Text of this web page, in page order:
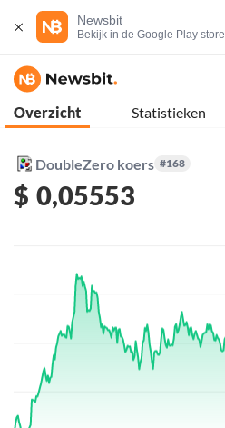
Newsbit
Bekijk in de Google Play store
Overzicht Statistieken
DoubleZero koers #168
$ 0,05553